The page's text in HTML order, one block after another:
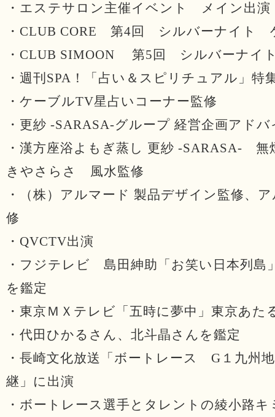
・エステサロン主催イベント メイン出演
・CLUB CORE 第4回 シルバーナイト
・CLUB SIMOON 第5回 シルバーナイ
・週刊SPA！「占い＆スピリチュアル」特
・ケーブルTV星占いコーナー監修
・更紗 -SARASA-グループ 経営企画アドバ
・漢方座浴よもぎ蒸し 更紗 -SARASA-
きやさらさ 風水監修
・（株）アルマード 製品デザイン監修、
修
・QVCTV出演
・フジテレビ 島田紳助「お笑い日本列島
を鑑定
・東京ＭＸテレビ「五時に夢中」東京あた
・代田ひかるさん、北斗晶さんを鑑定
・長崎文化放送「ボートレース G１九州
継」に出演
・ボートレース選手とタレントの綾小路